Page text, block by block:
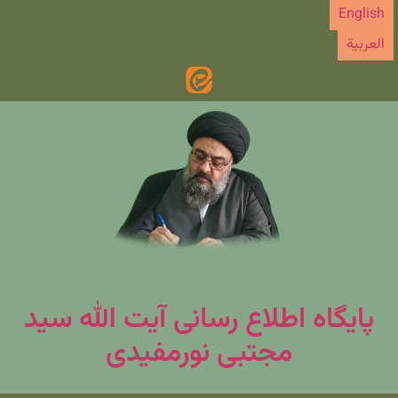
پرش
محتوا
English
العربیة
پایگاه اطلاع رسانی آیت الله سید
مجتبی نورمفیدی